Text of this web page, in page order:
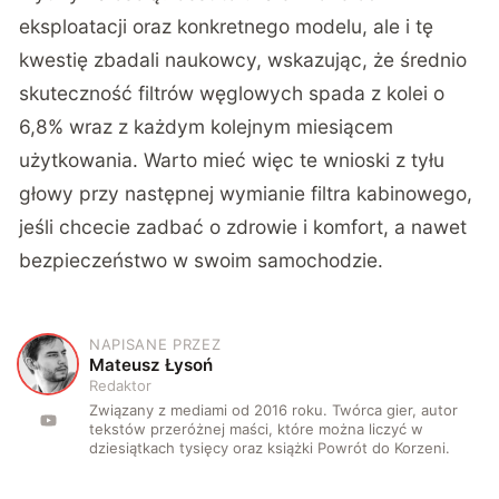
eksploatacji oraz konkretnego modelu, ale i tę
kwestię zbadali naukowcy, wskazując, że średnio
skuteczność filtrów węglowych spada z kolei o
6,8% wraz z każdym kolejnym miesiącem
użytkowania. Warto mieć więc te wnioski z tyłu
głowy przy następnej wymianie filtra kabinowego,
jeśli chcecie zadbać o zdrowie i komfort, a nawet
bezpieczeństwo w swoim samochodzie.
M
NAPISANE PRZEZ
Mateusz Łysoń
Redaktor
Związany z mediami od 2016 roku. Twórca gier, autor
tekstów przeróżnej maści, które można liczyć w
dziesiątkach tysięcy oraz książki Powrót do Korzeni.